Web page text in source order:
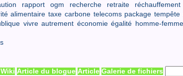
rapport ogm recherche retraite
alimentaire taxe carbone telecoms package tempête
vivre autrement économie égalité homme-femme
Article du blogue Article Galerie de fichiers